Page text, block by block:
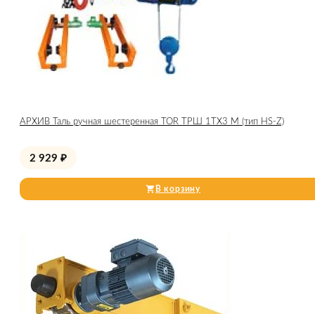
АРХИВ Таль ручная шестеренная TOR ТРШ 1ТХ3 М (тип HS-Z)
2 929 ₽
В корзину